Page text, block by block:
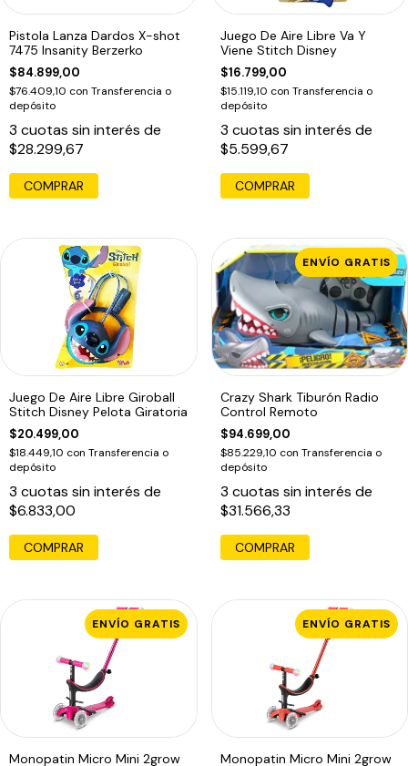
Pistola Lanza Dardos X-shot
7475 Insanity Berzerko
$84.899,00
$76.409,10 con Transferencia o
depósito
3 cuotas sin interés de
$28.299,67
COMPRAR
Juego De Aire Libre Va Y
Viene Stitch Disney
$16.799,00
$15.119,10 con Transferencia o
depósito
3 cuotas sin interés de
$5.599,67
Juego De Aire Libre Giroball
Stitch Disney Pelota Giratoria
$20.499,00
$18.449,10 con Transferencia o
depósito
3 cuotas sin interés de
$6.833,00
COMPRAR
ENVÍO GRATIS
Crazy Shark Tiburón Radio
Control Remoto
$94.699,00
$85.229,10 con Transferencia o
depósito
3 cuotas sin interés de
$31.566,33
ENVÍO GRATIS
Monopatin Micro Mini 2grow
ENVÍO GRATIS
Monopatin Micro Mini 2grow